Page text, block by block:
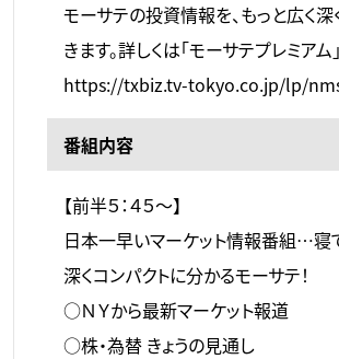
モーサテの投資情報を、もっと広く
きます。詳しくは「モーサテプレミアム
https://txbiz.tv-tokyo.co.jp/lp/
番組内容
【前半５：４５～】
日本一早いマーケット情報番組…寝
深くコンパクトに分かるモーサテ！
○ＮＹから最新マーケット報道
○株・為替 きょうの見通し